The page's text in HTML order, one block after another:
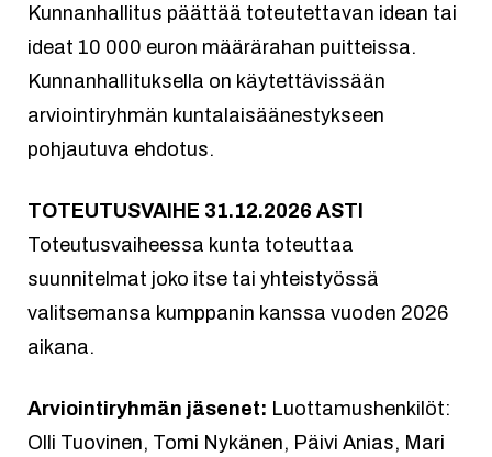
Kunnanhallitus päättää toteutettavan idean tai
ideat 10 000 euron määrärahan puitteissa.
Kunnanhallituksella on käytettävissään
arviointiryhmän kuntalaisäänestykseen
pohjautuva ehdotus.
TOTEUTUSVAIHE 31.12.2026 ASTI
Toteutusvaiheessa kunta toteuttaa
suunnitelmat joko itse tai yhteistyössä
valitsemansa kumppanin kanssa vuoden 2026
aikana.
Arviointiryhmän jäsenet: Luottamushenkilöt:
Olli Tuovinen, Tomi Nykänen, Päivi Anias, Mari